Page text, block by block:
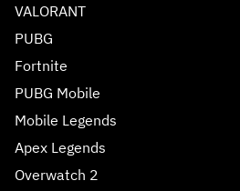
VALORANT
PUBG
Fortnite
PUBG Mobile
Mobile Legends
Apex Legends
Overwatch 2